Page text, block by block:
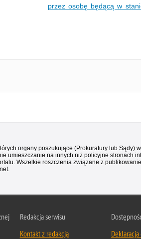
przez osobę będącą w
organy poszukujące (Prokuratury lub
umieszczanie na innych niż policyjne stronach
Wszelkie roszczenia związane z
Redakcja serwisu
Kontakt z redakcją